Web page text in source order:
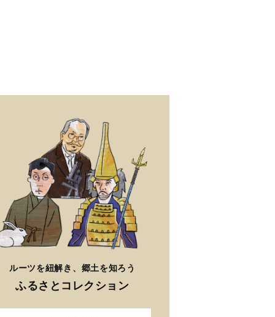
ルーツを紐解き、郷土を知ろう
ふるさとコレクション